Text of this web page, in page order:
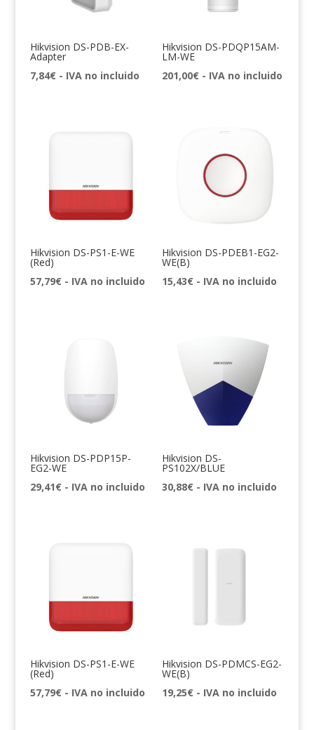
Hikvision DS-PDB-EX-
Adapter
7,84€ - IVA no incluido
Hikvision DS-PDQP15AM-
LM-WE
201,00€ - IVA no incluido
Hikvision DS-PS1-E-WE
(Red)
57,79€ - IVA no incluido
Hikvision DS-PDEB1-EG2-
WE(B)
15,43€ - IVA no incluido
Hikvision DS-PDP15P-
EG2-WE
29,41€ - IVA no incluido
Hikvision DS-
PS102X/BLUE
30,88€ - IVA no incluido
Hikvision DS-PS1-E-WE
(Red)
57,79€ - IVA no incluido
Hikvision DS-PDMCS-EG2-
WE(B)
19,25€ - IVA no incluido